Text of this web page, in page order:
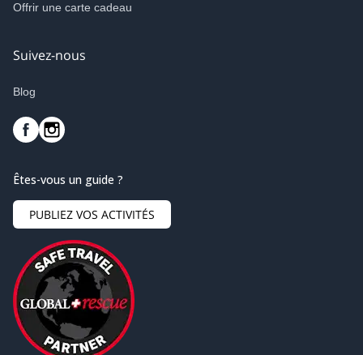
Offrir une carte cadeau
Suivez-nous
Blog
Êtes-vous un guide ?
PUBLIEZ VOS ACTIVITÉS